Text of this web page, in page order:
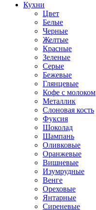
Кухни
Цвет
Белые
Черные
Желтые
Красные
Зеленые
Серые
Бежевые
Глянцевые
Кофе с молоком
Металлик
Слоновая кость
Фуксия
Шоколад
Шампань
Оливковые
Оранжевые
Вишневые
Изумрудные
Венге
Ореховые
Янтарные
Сиреневые